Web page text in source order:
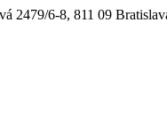
2479/6-8, 811 09